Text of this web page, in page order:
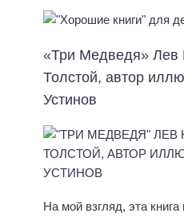
«Три Медведя» Лев
Толстой, автор
Устинов
На мой взгляд, эта